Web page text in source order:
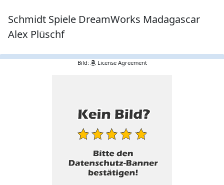
Schmidt Spiele DreamWorks Madagascar
Alex Plüschf
Bild: License Agreement